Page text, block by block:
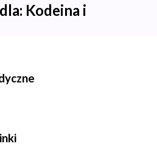
Kodeina i